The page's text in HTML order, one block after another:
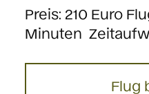
Preis: 210 Euro
Minuten
Flug